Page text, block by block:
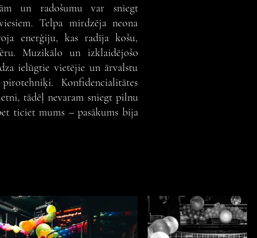
un radošumu var sniegt
Telpa mirdzēja neona
enerģiju, kas radīja košu,
Muzikālo un izklaidējošo
ielūgtie vietējie un ārvalstu
Konfidencialitātes
tādēļ nevaram sniegt pilnu
ticiet mums – pasākums bija